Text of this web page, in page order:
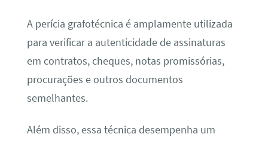
A perícia grafotécnica é amplamente utilizada
para verificar a autenticidade de assinaturas
em contratos, cheques, notas promissórias,
procurações e outros documentos
semelhantes.
Além disso, essa técnica desempenha um